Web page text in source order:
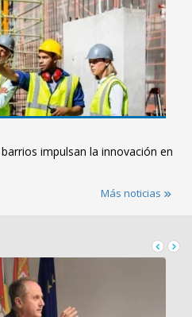
impulsan la innovación en
Más noticias